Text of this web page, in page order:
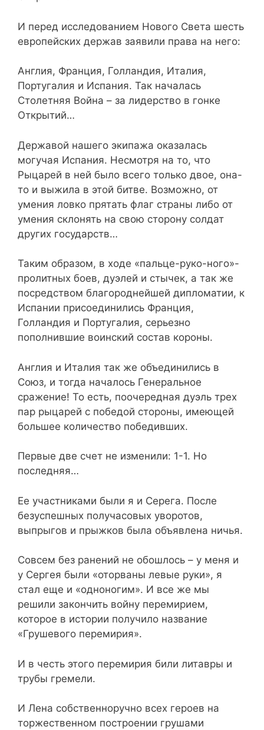
И перед исследованием Нового Света шесть
европейских держав заявили права на него:
Англия, Франция, Голландия, Италия,
Португалия и Испания. Так началась
Столетняя Война – за лидерство в гонке
Открытий…
Державой нашего экипажа оказалась
могучая Испания. Несмотря на то, что
Рыцарей в ней было всего только двое, она-
то и выжила в этой битве. Возможно, от
умения ловко прятать флаг страны либо от
умения склонять на свою сторону солдат
других государств…
Таким образом, в ходе «пальце-руко-ного»-
пролитных боев, дуэлей и стычек, а так же
посредством благороднейшей дипломатии, к
Испании присоединились Франция,
Голландия и Португалия, серьезно
пополнившие воинский состав короны.
Англия и Италия так же объединились в
Союз, и тогда началось Генеральное
сражение! То есть, поочередная дуэль трех
пар рыцарей с победой стороны, имеющей
большее количество победивших.
Первые две счет не изменили: 1-1. Но
последняя…
Ее участниками были я и Серега. После
безуспешных получасовых уворотов,
выпрыгов и прыжков была объявлена ничья.
Совсем без ранений не обошлось – у меня и
у Сергея были «оторваны левые руки», я
стал еще и «одноногим». И все же мы
решили закончить войну перемирием,
которое в истории получило название
«Грушевого перемирия».
И в честь этого перемирия били литавры и
трубы гремели.
И Лена собственноручно всех героев на
торжественном построении грушами